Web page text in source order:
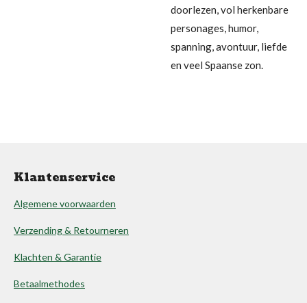
doorlezen, vol herkenbare
personages, humor,
spanning, avontuur, liefde
en veel Spaanse zon.
Klantenservice
Algemene voorwaarden
Verzending & Retourneren
Klachten & Garantie
Betaalmethodes